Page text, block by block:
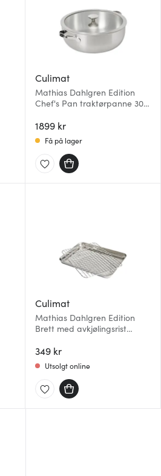
Culimat
Mathias Dahlgren Edition
Chef's Pan traktørpanne 30
1899 kr
Få på lager
Culimat
Mathias Dahlgren Edition
Brett med avkjølingsrist
349 kr
Utsolgt online